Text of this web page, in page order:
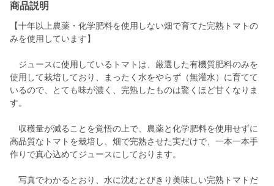
商品説明
【十年以上農薬・化学肥料を使用しない畑で育てた完熟トマトの
みを使用しています】
ジュースに使用しているトマトは、厳選した有機質肥料のみを
使用して栽培しており、まったく水をやらず（無灌水）に育てて
いるので、とても味が濃く、完熟したものは驚くほど甘くなりま
す。
収穫量が減ることを覚悟の上で、農薬と化学肥料を使用せずに
高品質なトマトを栽培し、畑で完熟させた実だけで、一本一本手
作りで真心込めてジュースにしております。
写真でわかるとおり、水に沈むとびきり美味しい完熟トマトだ